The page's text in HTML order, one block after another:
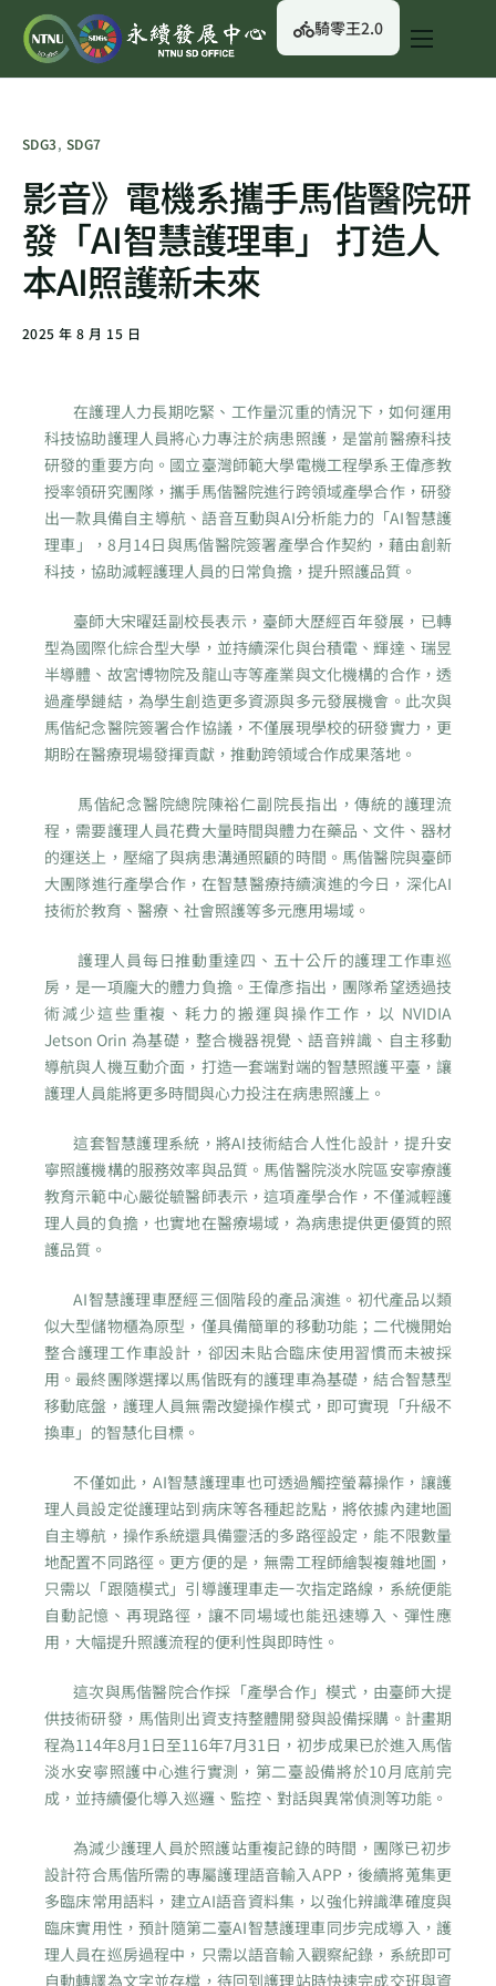
關於我們
永續資訊
校園綠生活
English
騎零王2.0
SDG3, SDG7
影音》電機系攜手馬偕醫院研
發「AI智慧護理車」 打造人
本AI照護新未來
2025 年 8 月 15 日
在護理人力長期吃緊、工作量沉重的情況下，如何運用
科技協助護理人員將心力專注於病患照護，是當前醫療科技
研發的重要方向。國立臺灣師範大學電機工程學系王偉彥教
授率領研究團隊，攜手馬偕醫院進行跨領域產學合作，研發
出一款具備自主導航、語音互動與AI分析能力的「AI智慧護
理車」，8月14日與馬偕醫院簽署產學合作契約，藉由創新
科技，協助減輕護理人員的日常負擔，提升照護品質。
臺師大宋曜廷副校長表示，臺師大歷經百年發展，已轉
型為國際化綜合型大學，並持續深化與台積電、輝達、瑞昱
半導體、故宮博物院及龍山寺等產業與文化機構的合作，透
過產學鏈結，為學生創造更多資源與多元發展機會。此次與
馬偕紀念醫院簽署合作協議，不僅展現學校的研發實力，更
期盼在醫療現場發揮貢獻，推動跨領域合作成果落地。
馬偕紀念醫院總院陳裕仁副院長指出，傳統的護理流
程，需要護理人員花費大量時間與體力在藥品、文件、器材
的運送上，壓縮了與病患溝通照顧的時間。馬偕醫院與臺師
大團隊進行產學合作，在智慧醫療持續演進的今日，深化AI
技術於教育、醫療、社會照護等多元應用場域。
護理人員每日推動重達四、五十公斤的護理工作車巡
房，是一項龐大的體力負擔。王偉彥指出，團隊希望透過技
術減少這些重複、耗力的搬運與操作工作，以 NVIDIA
Jetson Orin 為基礎，整合機器視覺、語音辨識、自主移動
導航與人機互動介面，打造一套端對端的智慧照護平臺，讓
護理人員能將更多時間與心力投注在病患照護上。
這套智慧護理系統，將AI技術結合人性化設計，提升安
寧照護機構的服務效率與品質。馬偕醫院淡水院區安寧療護
教育示範中心嚴從毓醫師表示，這項產學合作，不僅減輕護
理人員的負擔，也實地在醫療場域，為病患提供更優質的照
護品質。
AI智慧護理車歷經三個階段的產品演進。初代產品以類
似大型儲物櫃為原型，僅具備簡單的移動功能；二代機開始
整合護理工作車設計，卻因未貼合臨床使用習慣而未被採
用。最終團隊選擇以馬偕既有的護理車為基礎，結合智慧型
移動底盤，護理人員無需改變操作模式，即可實現「升級不
換車」的智慧化目標。
不僅如此，AI智慧護理車也可透過觸控螢幕操作，讓護
理人員設定從護理站到病床等各種起訖點，將依據內建地圖
自主導航，操作系統還具備靈活的多路徑設定，能不限數量
地配置不同路徑。更方便的是，無需工程師繪製複雜地圖，
只需以「跟隨模式」引導護理車走一次指定路線，系統便能
自動記憶、再現路徑，讓不同場域也能迅速導入、彈性應
用，大幅提升照護流程的便利性與即時性。
這次與馬偕醫院合作採「產學合作」模式，由臺師大提
供技術研發，馬偕則出資支持整體開發與設備採購。計畫期
程為114年8月1日至116年7月31日，初步成果已於進入馬偕
淡水安寧照護中心進行實測，第二臺設備將於10月底前完
成，並持續優化導入巡邏、監控、對話與異常偵測等功能。
為減少護理人員於照護站重複記錄的時間，團隊已初步
設計符合馬偕所需的專屬護理語音輸入APP，後續將蒐集更
多臨床常用語料，建立AI語音資料集，以強化辨識準確度與
臨床實用性，預計隨第二臺AI智慧護理車同步完成導入，護
理人員在巡房過程中，只需以語音輸入觀察紀錄，系統即可
自動轉譯為文字並存檔，待回到護理站時快速完成交班與資